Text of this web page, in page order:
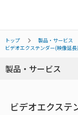
トップ 製品・サービス
ビデオエクステンダー(映像延
製品・サービス
ビデオエクステ